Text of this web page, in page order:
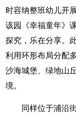
时容纳整班幼儿开
该园《幸福童年》
探究，乐在分享。
利用环形布局分配
沙海城堡、绿地山
境。
同样位于浦沿